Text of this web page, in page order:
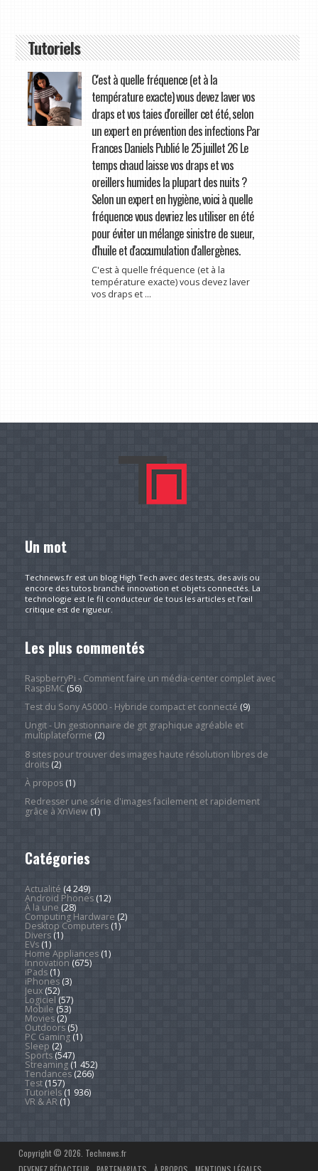
Tutoriels
C'est à quelle fréquence (et à la
température exacte) vous devez laver vos
draps et vos taies d'oreiller cet été, selon
un expert en prévention des infections Par
Frances Daniels Publié le 25 juillet 26 Le
temps chaud laisse vos draps et vos
oreillers humides la plupart des nuits ?
Selon un expert en hygiène, voici à quelle
fréquence vous devriez les utiliser en été
pour éviter un mélange sinistre de sueur,
d'huile et d'accumulation d'allergènes.
C'est à quelle fréquence (et à la
température exacte) vous devez laver
vos draps et ...
Un mot
Technews.fr est un blog High Tech avec des tests, des avis ou
encore des tutos branché innovation et objets connectés. La
technologie est le fil conducteur de tous les articles et l’œil
critique est de rigueur.
Les plus commentés
RaspberryPi - Comment faire un média-center complet avec
RaspBMC(56)
Test du Sony A5000 - Hybride compact et connecté (9)
Ungit - Un gestionnaire de git graphique agréable et
multiplateforme (2)
8 sites pour trouver des images haute résolution libres de
droits(2)
À propos(1)
Redresser une série d'images facilement et rapidement
grâce à XnView(1)
Catégories
Actualité (4 249)
Android Phones(12)
À la une (28)
Computing Hardware (2)
Desktop Computers(1)
Divers(1)
EVs(1)
Home Appliances(1)
Innovation (675)
iPads(1)
iPhones(3)
Jeux(52)
Logiciel (57)
Mobile (53)
Movies(2)
Outdoors(5)
PC Gaming(1)
Sleep (2)
Sports(547)
Streaming(1 452)
Tendances(266)
Test(157)
Tutoriels(1 936)
VR & AR(1)
Copyright © 2026. Technews.fr